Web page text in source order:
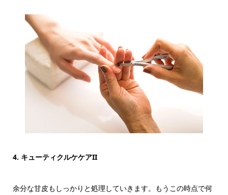
4. キューティクルケケアII
余分な甘皮もしっかりと処理していきます。もうこの時点で何